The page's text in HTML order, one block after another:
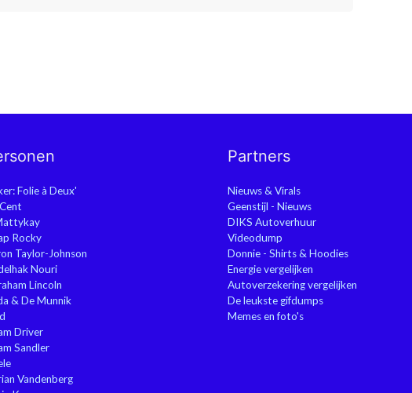
Folie à Deux'
Rocky
Taylor-Johnson
Nouri
Lincoln
& De Munnik
Driver
Sandler
Vandenberg
Partners
Nieuws & Virals
Geenstijl - Nieuws
DIKS Autoverhuur
Videodump
Donnie - Shirts & Hoodies
Energie vergelijken
Autoverzekering vergelijken
De leukste gifdumps
Memes en foto's